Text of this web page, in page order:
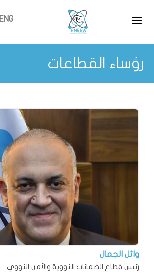
ENG
رؤساء القطاعات
وائل الجمال
رئيس قطاع الضمانات النووية والأمن النووي